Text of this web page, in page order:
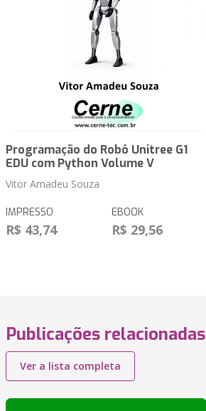
Programação do Robô Unitree G1
EDU com Python Volume V
Vitor Amadeu Souza
IMPRESSO
R$ 43,74
EBOOK
R$ 29,56
Publicações relacionadas
Ver a lista completa